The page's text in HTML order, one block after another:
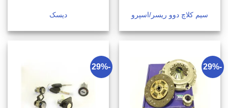
سیم کلاچ دوو ریسر/اسپرو دیسک
-29%
-29%